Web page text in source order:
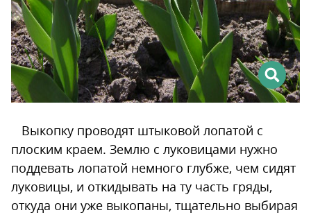
Выкопку проводят штыковой лопатой с
плоским краем. Землю с луковицами нужно
поддевать лопатой немного глубже, чем сидят
луковицы, и откидывать на ту часть гряды,
откуда они уже выкопаны, тщательно выбирая